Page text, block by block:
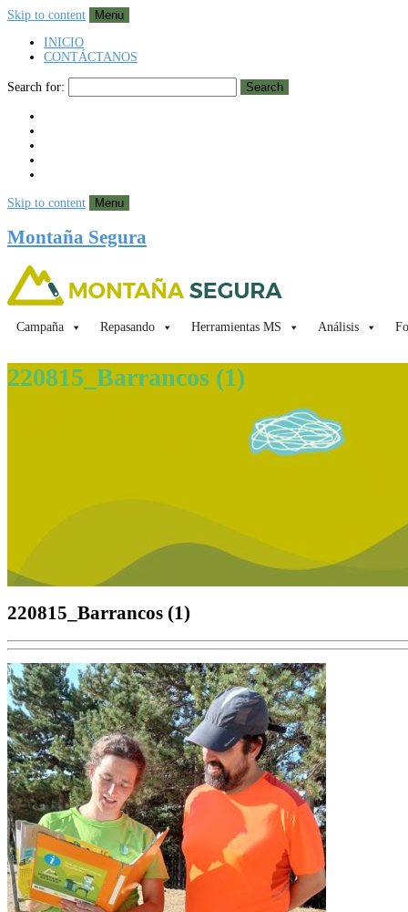
Skip to content
Menu
INICIO
CONTÁCTANOS
Search for: Search
Skip to content Menu
Montaña Segura
Campaña Repasando Herramientas MS Análisis
220815_Barrancos (1)
220815_Barrancos (1)